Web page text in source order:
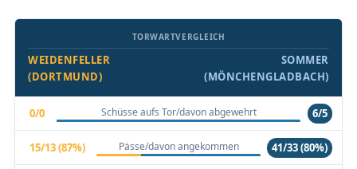
WEIDENFELLER
(DORTMUND)
TORWARTVERGLEICH
SOMMER
(MÖNCHENGLADBACH)
0/0 Schüsse aufs Tor/davon abgewehrt 6/5
15/13 (87%) Pässe/davon angekommen 41/33 (80%)